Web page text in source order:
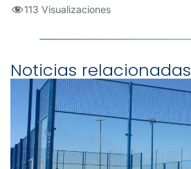
113 Visualizaciones
Noticias relacionadas